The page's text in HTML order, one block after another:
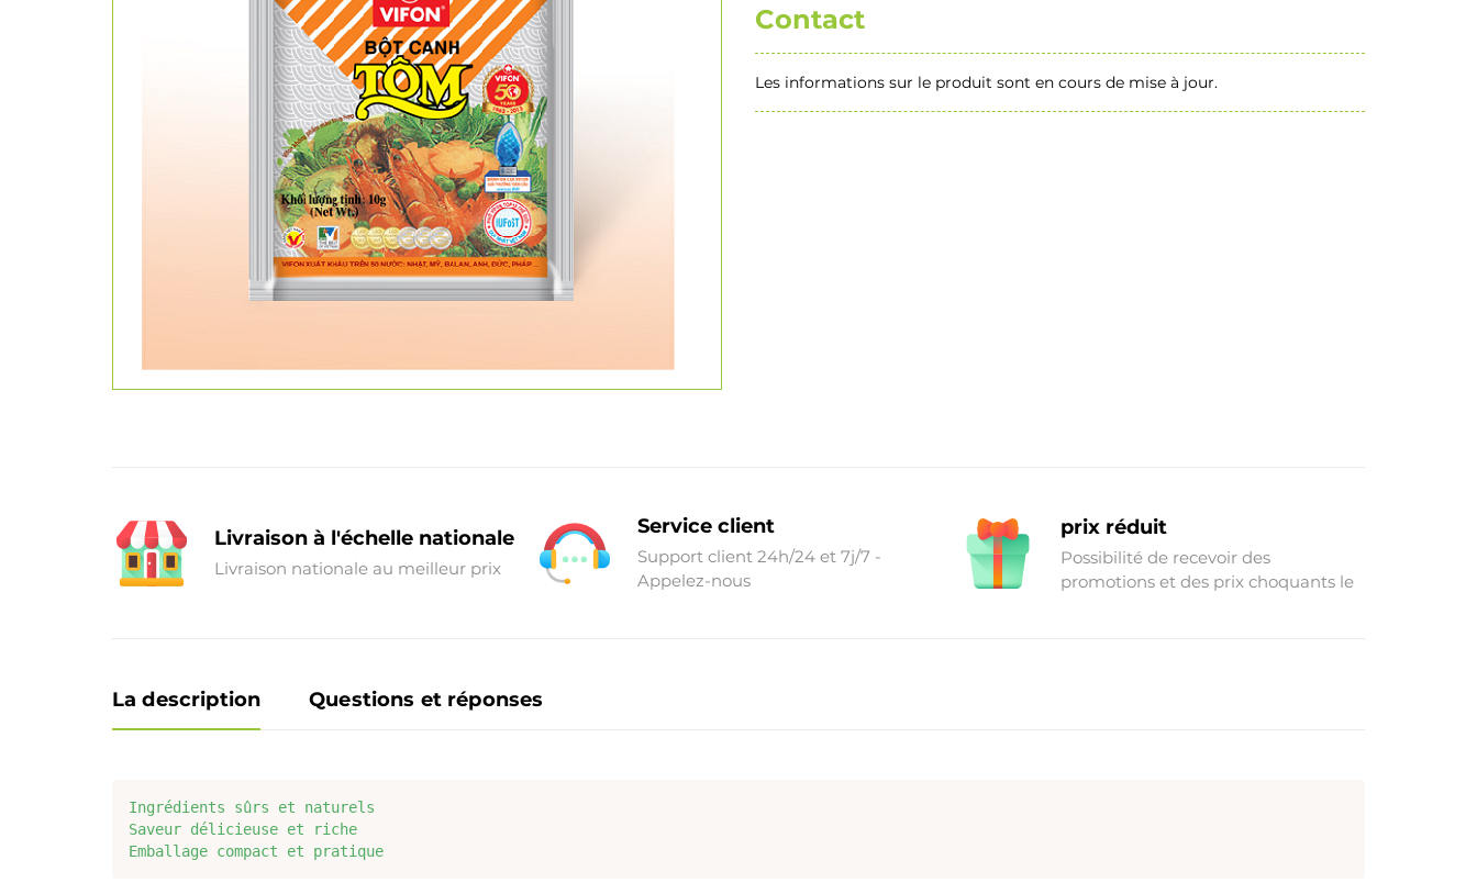
Contact
Les informations sur le produit sont en cours de mise à jour.
Livraison à l'échelle nationale
Livraison nationale au meilleur prix
Service client
Support client 24h/24 et 7j/7 -
Appelez-nous
prix réduit
Possibilité de recevoir des
promotions et des prix choquants le
La description Questions et réponses
Ingrédients sûrs et naturels
Saveur délicieuse et riche
Emballage compact et pratique